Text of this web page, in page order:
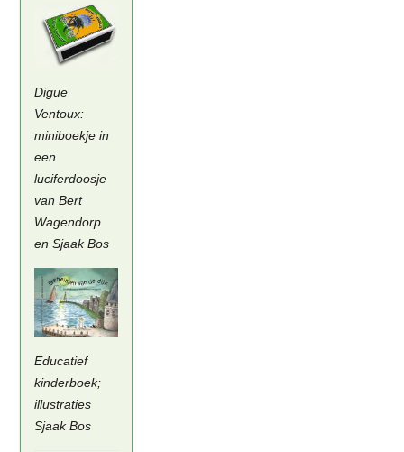
Digue
Ventoux:
miniboekje in
een
luciferdoosje
van Bert
Wagendorp
en Sjaak Bos
Educatief
kinderboek;
illustraties
Sjaak Bos